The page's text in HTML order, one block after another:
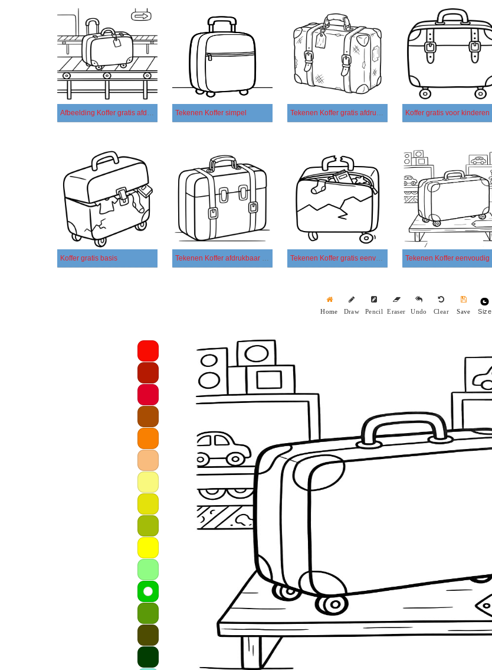
Afbeelding Koffer gratis afdrukbaar Tekenen Koffer simpel Tekenen Koffer gratis afdrukbaar eenvoudig Koffer gratis voor kinderen
Koffer gratis basis Tekenen Koffer afdrukbaar basis Tekenen Koffer gratis eenvoudig Tekenen Koffer eenvoudig
Home Draw Pencil Eraser Undo Clear Save Size